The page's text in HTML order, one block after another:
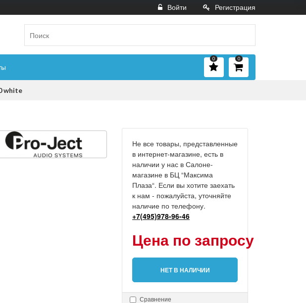
Войти Регистрация
0
0
white
Не все товары, представленные
в интернет-магазине, есть в
наличии у нас в Салоне-
магазине в БЦ “Максима
Плаза“. Если вы хотите заехать
к нам - пожалуйста, уточняйте
наличие по телефону.
+7(495)978-96-46
Цена по запросу
НЕТ В НАЛИЧИИ
Сравнение